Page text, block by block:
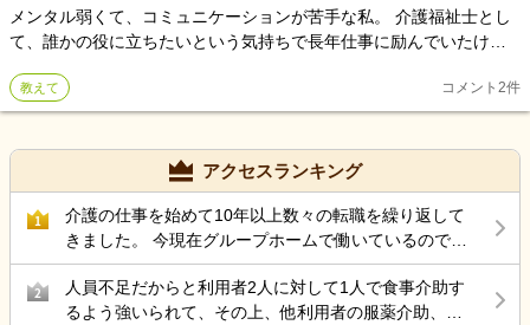
メンタル弱くて、コミュニケーションが苦手な私。 介護福祉士とし
て、誰かの役に立ちたいという気持ちで長年仕事に励んでいたけれ
ないと痛感しています。 いつも目の前の仕事で精一杯で、一生懸命
頑張れば、いつか実るだろうと考え続けていたのですが、現リーダ
て、レクリエーション活動を考えたり、利用者のより良い支援だっ
たりを考えたり、業務内容の改善を考える等あらゆることが周りと
比べると鈍感な気がして、このまま介護福祉士でよいか考えてしま
いました。 仕事の向き不向きについて皆さんはどう思いますか？
教えて コメント 2件
アクセスランキング
1
介護の仕事を始めて10年以上数々の転職を繰り返して
きました。 今現在グループホームで働いているのです
が 50代後半にもなりストレス性胃炎にもなったのでこ
こらで 介護の仕事から違う仕事を考えているのですが
結局転職サイトをみるのが介護の仕事ばかりで どうし
2
人員不足だからと利用者2人に対して1人で食事介助す
るよう強いられて、その上、他利用者の服薬介助、動